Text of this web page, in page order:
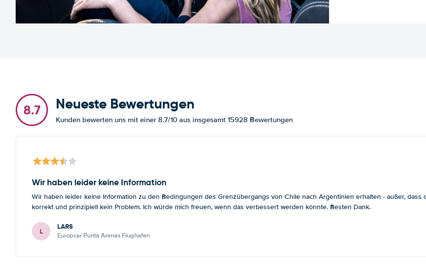
8.7 Neueste Bewertungen
Kunden bewerten uns mit einer 8.7/10 aus insgesamt 15928 Bewertungen
Wir haben leider keine Information
Wir haben leider keine Information zu den Bedingungen des Grenzübergangs von Chile nach Argentinien erhalten - außer,
korrekt und prinzipiell kein Problem. Ich würde mich freuen, wenn das verbessert werden könnte. Besten Dank.
L LARS
Europcar Punta Arenas Flughafen